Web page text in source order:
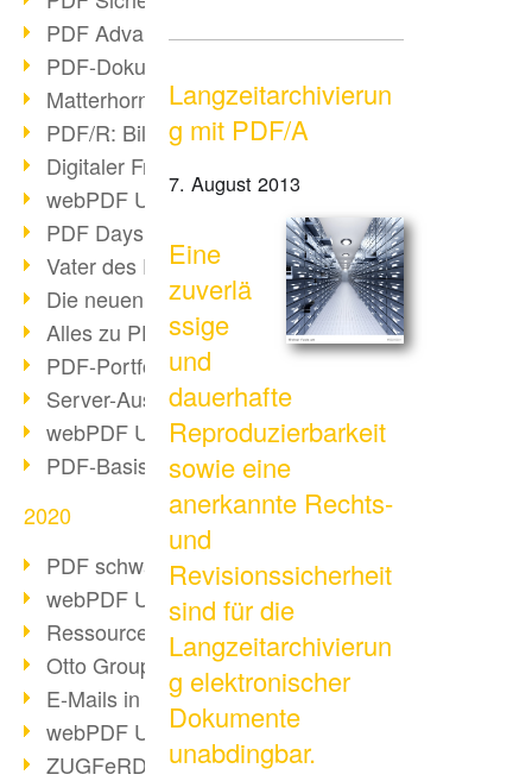
PDF Advanced Electronic Signature
PDF-Dokumente neu organisieren
Matterhorn Protokoll 1.1 verfügbar
PDF/R: Bildformat der Zukunft
Digitaler Freigabeprozess
webPDF Update 8.0.0.2255
PDF Days Europe 2021
Vater des PDF gestorben
Die neuen PDF Standards 2020
Alles zu PDF/A-4
PDF-Portfolio erstellen
Server-Auslastung Status-Seite
webPDF Update 8.0.0.2229
PDF-Basisdatenpflege mit webPDF
2020
PDF schwärzen & bereinigen
webPDF Update 8.0.0.2193
Ressourcen für Entwickler
Otto Group Recruiting
E-Mails in PDF
webPDF Update 8.0.0.2176
ZUGFeRD im Überblick
Langzeitarchivierun
g mit PDF/A
7. August 2013
Eine
zuverlä
ssige
und
dauerhafte
Reproduzierbarkeit
sowie eine
anerkannte Rechts-
und
Revisionssicherheit
sind für die
Langzeitarchivierun
g elektronischer
Dokumente
unabdingbar.